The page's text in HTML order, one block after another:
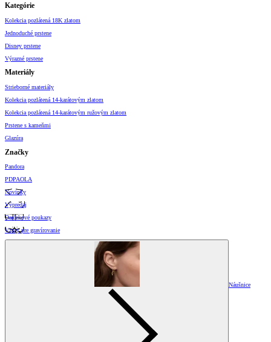
Kategórie
Kolekcia pozlátená 18K zlatom
Jednoduché prstene
Disney prstene
Výrazné prstene
Materiály
Strieborné materiály
Kolekcia pozlátená 14-karátovým zlatom
Kolekcia pozlátená 14-karátovým ružovým zlatom
Prstene s kameňmi
Glazúra
Značky
Pandora
PDPAOLA
Novinky
Výpredaj
Darčekové poukazy
Vzory pre gravírovanie
Náušnice